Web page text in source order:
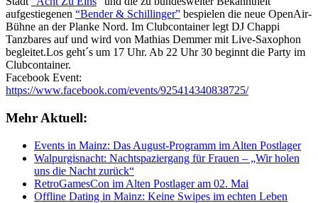
aufgestiegenen “Bender & Schillinger” bespielen die neue OpenAir-
Bühne an der Planke Nord. Im Clubcontainer legt DJ Chappi
Tanzbares auf und wird von Mathias Demmer mit Live-Saxophon
begleitet.Los geht´s um 17 Uhr. Ab 22 Uhr 30 beginnt die Party im
Clubcontainer.
Facebook Event:
https://www.facebook.com/events/925414340838725/
Mehr Aktuell:
Events in Mainz: Das August-Programm im Alten Postlager
Walpurgisnacht: Nachtspaziergang für Frauen – „Wir holen
uns die Nacht zurück“
RetroGamesCon im Alten Postlager am 02. Mai
Offline Dating in Mainz: Keine Swipes im echten Leben